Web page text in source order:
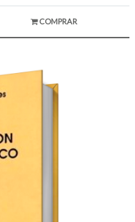
COMPRAR